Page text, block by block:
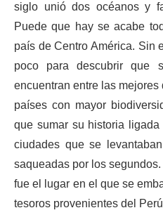
siglo unió dos océanos y
Puede que hay se acabe
país de Centro América. Sin
poco para descubrir que
encuentran entre las mejores
países con mayor
que sumar su historia
ciudades que se
saqueadas por los
fue el lugar en el que se
tesoros provenientes del